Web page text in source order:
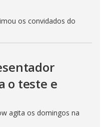
os convidados do
o teste e
agita os domingos na